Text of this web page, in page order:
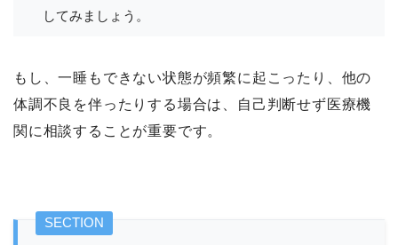
してみましょう。
もし、一睡もできない状態が頻繁に起こったり、他の
体調不良を伴ったりする場合は、自己判断せず医療機
関に相談することが重要です。